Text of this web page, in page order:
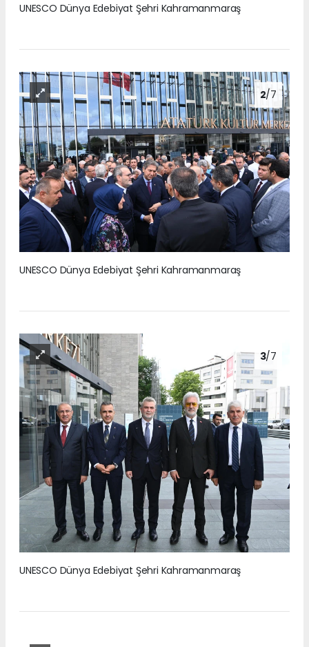
UNESCO Dünya Edebiyat Şehri Kahramanmaraş
2/7
UNESCO Dünya Edebiyat Şehri Kahramanmaraş
3/7
UNESCO Dünya Edebiyat Şehri Kahramanmaraş